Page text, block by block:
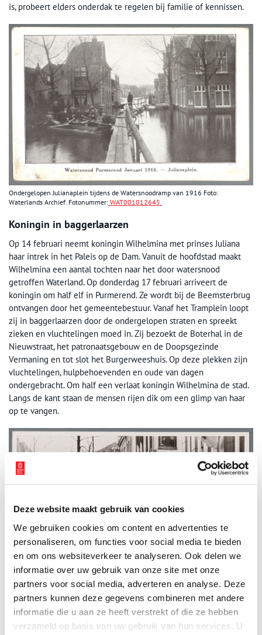
Deze website maakt gebruik van cookies
We gebruiken cookies om content en advertenties te
personaliseren, om functies voor social media te bieden
en om ons websiteverkeer te analyseren. Ook delen we
informatie over uw gebruik van onze site met onze
partners voor social media, adverteren en analyse. Deze
partners kunnen deze gegevens combineren met andere
informatie die u aan ze heeft verstrekt of die ze hebben
verzameld op basis van uw gebruik van hun services. U
is, probeert elders onderdak te regelen bij familie of kennissen.
Ondergelopen Julianaplein tijdens de Watersnoodramp van 1916 Foto:
Waterlands Archief. Fotonummer: WAT001012645.
Koningin in baggerlaarzen
Op 14 februari neemt koningin Wilhelmina met prinses Juliana
haar intrek in het Paleis op de Dam. Vanuit de hoofdstad maakt
Wilhelmina een aantal tochten naar het door watersnood
getroffen Waterland. Op donderdag 17 februari arriveert de
koningin om half elf in Purmerend. Ze wordt bij de Beemsterbrug
ontvangen door het gemeentebestuur. Vanaf het Tramplein loopt
zij in baggerlaarzen door de ondergelopen straten en spreekt
zieken en vluchtelingen moed in. Zij bezoekt de Boterhal in de
Nieuwstraat, het patronaatsgebouw en de Doopsgezinde
Vermaning en tot slot het Burgerweeshuis. Op deze plekken zijn
vluchtelingen, hulpbehoevenden en oude van dagen
ondergebracht. Om half een verlaat koningin Wilhelmina de stad.
Langs de kant staan de mensen rijen dik om een glimp van haar
op te vangen.
Koningin Wilhelmina bezoekt het door watersnood getroffen Purmerend. Foto:
Waterlands Archief. Fotonummer: WAT001005102.
Eerste ‘mediaramp’ van Nederland